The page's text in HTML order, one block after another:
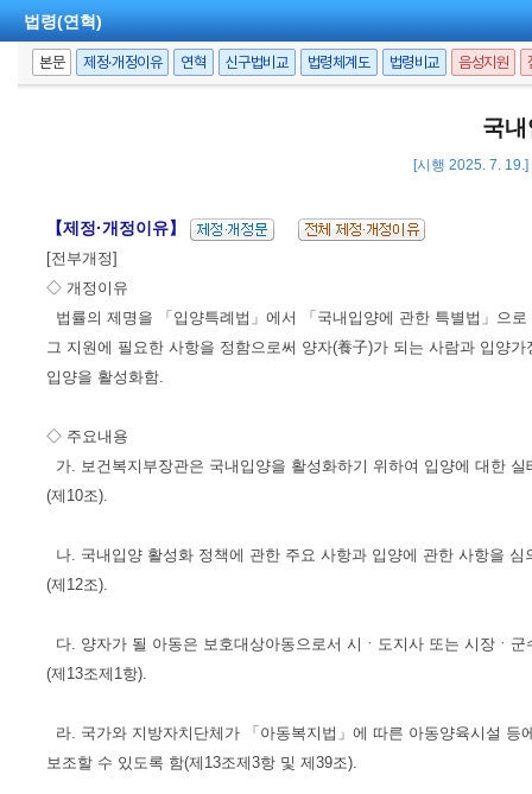
법령(연혁)
본문 제정·개정이유 연혁 신구법비교 법령체계도 법령비교 음성지원
국
[시행 2025. 7.
【제정·개정이유】
[전부개정]
◇ 개정이유
법률의 제명을 「입양특례법」에서 「국내입양에 관한 특별법」으
그 지원에 필요한 사항을 정함으로써 양자(養子)가 되는 사람과 입양
입양을 활성화함.
◇ 주요내용
가. 보건복지부장관은 국내입양을 활성화하기 위하여 입양에 대한
(제10조).
나. 국내입양 활성화 정책에 관한 주요 사항과 입양에 관한 사항을
(제12조).
다. 양자가 될 아동은 보호대상아동으로서 시ㆍ도지사 또는 시장ㆍ
(제13조제1항).
라. 국가와 지방자치단체가 「아동복지법」에 따른 아동양육시설
보조할 수 있도록 함(제13조제3항 및 제39조).